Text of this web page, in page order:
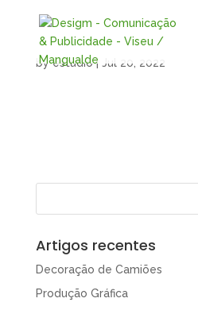
byestudio| Jul 20, 2022
Artigos recentes
Decoração de Camiões
Produção Gráfica